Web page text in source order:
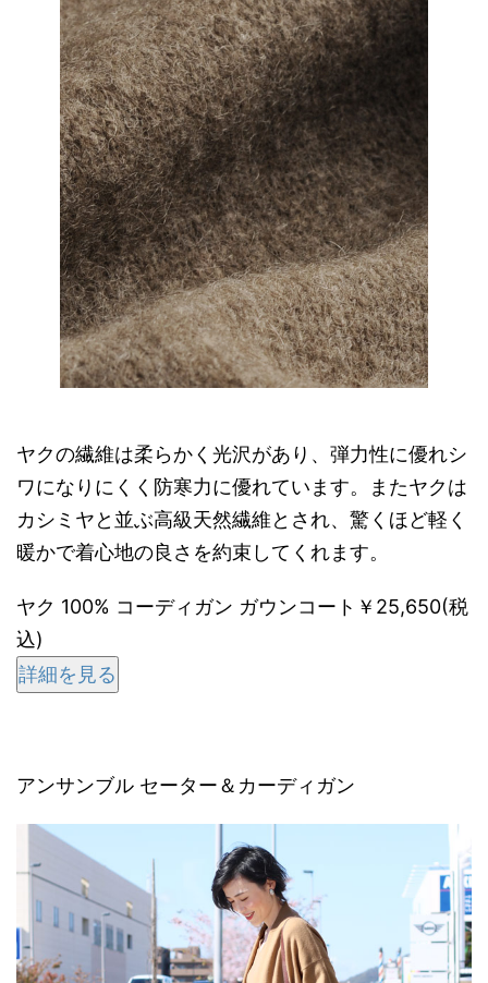
ヤクの繊維は柔らかく光沢があり、弾力性に優れシ
ワになりにくく防寒力に優れています。またヤクは
カシミヤと並ぶ高級天然繊維とされ、驚くほど軽く
暖かで着心地の良さを約束してくれます。
ヤク 100% コーディガン ガウンコート￥25,650(税
込)
詳細を見る
アンサンブル セーター＆カーディガン